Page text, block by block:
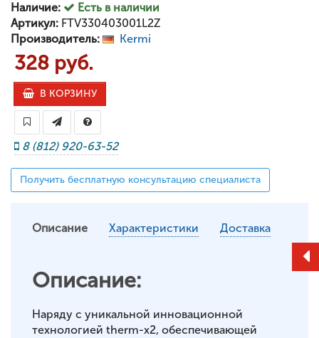
Наличие:
Есть в наличии
Артикул: FTV330403001L2Z
Производитель:
Kermi
328 руб.
В КОРЗИНУ
8 (812) 920-63-52
Получить бесплатную консультацию специалиста
Описание Характеристики Доставка
Описание:
Наряду с уникальной инновационной
технологией therm-x2, обеспечивающей